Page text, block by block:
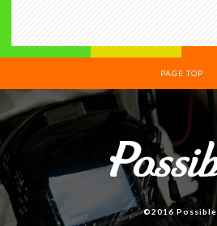
PAGE TOP
©2016 Possible.